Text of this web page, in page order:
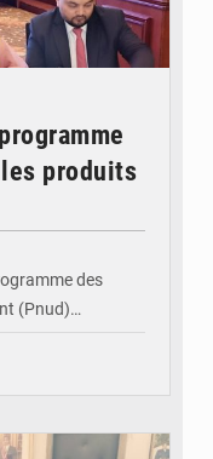
produits
des
(Pnud)…